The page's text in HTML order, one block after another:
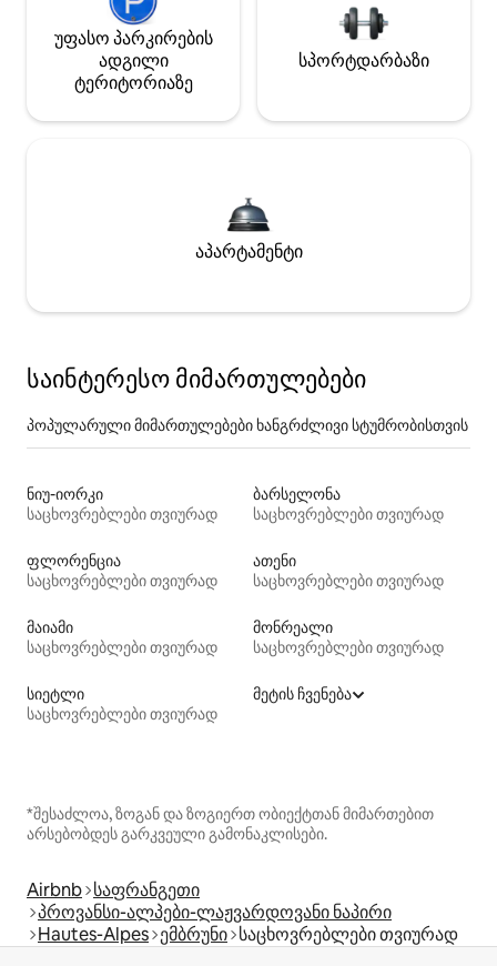
უფასო პარკირების
ადგილი
ტერიტორიაზე
სპორტდარბაზი
აპარტამენტი
საინტერესო მიმართულებები
პოპულარული მიმართულებები ხანგრძლივი სტუმრობისთვის
ნიუ-იორკი
საცხოვრებლები თვიურად
ბარსელონა
საცხოვრებლები თვიურად
ფლორენცია
საცხოვრებლები თვიურად
ათენი
საცხოვრებლები თვიურად
მაიამი
საცხოვრებლები თვიურად
მონრეალი
საცხოვრებლები თვიურად
სიეტლი
საცხოვრებლები თვიურად
მეტის ჩვენება
*შესაძლოა, ზოგან და ზოგიერთ ობიექტთან მიმართებით
არსებობდეს გარკვეული გამონაკლისები.
Airbnb საფრანგეთი
პროვანსი-ალპები-ლაჟვარდოვანი ნაპირი
Hautes-Alpes ემბრუნი საცხოვრებლები თვიურად